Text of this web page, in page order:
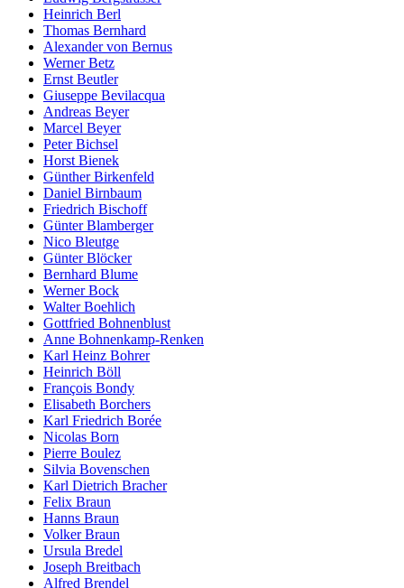
Heinrich Berl
Thomas Bernhard
Alexander von Bernus
Werner Betz
Ernst Beutler
Giuseppe Bevilacqua
Andreas Beyer
Marcel Beyer
Peter Bichsel
Horst Bienek
Günther Birkenfeld
Daniel Birnbaum
Friedrich Bischoff
Günter Blamberger
Nico Bleutge
Günter Blöcker
Bernhard Blume
Werner Bock
Walter Boehlich
Gottfried Bohnenblust
Anne Bohnenkamp-Renken
Karl Heinz Bohrer
Heinrich Böll
François Bondy
Elisabeth Borchers
Karl Friedrich Borée
Nicolas Born
Pierre Boulez
Silvia Bovenschen
Karl Dietrich Bracher
Felix Braun
Hanns Braun
Volker Braun
Ursula Bredel
Joseph Breitbach
Alfred Brendel